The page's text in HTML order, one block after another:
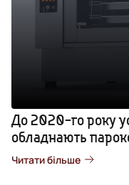
До 2020-го року
обладнають
Читати більше